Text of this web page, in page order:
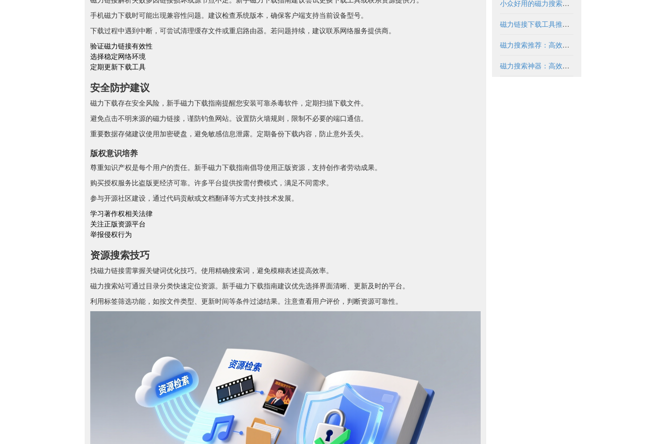
手机磁力下载时可能出现兼容性问题。建议检查系统版本，确保客户端支持当前设备型号。
下载过程中遇到中断，可尝试清理缓存文件或重启路由器。若问题持续，建议联系网络服务提供商。
验证磁力链接有效性
选择稳定网络环境
定期更新下载工具
安全防护建议
磁力下载存在安全风险，新手磁力下载指南提醒您安装可靠杀毒软件，定期扫描下载文件。
避免点击不明来源的磁力链接，谨防钓鱼网站。设置防火墙规则，限制不必要的端口通信。
重要数据存储建议使用加密硬盘，避免敏感信息泄露。定期备份下载内容，防止意外丢失。
版权意识培养
尊重知识产权是每个用户的责任。新手磁力下载指南倡导使用正版资源，支持创作者劳动成果。
购买授权服务比盗版更经济可靠。许多平台提供按需付费模式，满足不同需求。
参与开源社区建设，通过代码贡献或文档翻译等方式支持技术发展。
学习著作权相关法律
关注正版资源平台
举报侵权行为
资源搜索技巧
找磁力链接需掌握关键词优化技巧。使用精确搜索词，避免模糊表述提高效率。
磁力搜索站可通过目录分类快速定位资源。新手磁力下载指南建议优先选择界面清晰、更新及时的平台。
利用标签筛选功能，如按文件类型、更新时间等条件过滤结果。注意查看用户评价，判断资源可靠性。
小众好用的磁力搜索推荐与解析
磁力链接下载工具推荐与使用指南
磁力搜索推荐：高效获取资源的实用指南
磁力搜索神器：高效获取资源的必备工具